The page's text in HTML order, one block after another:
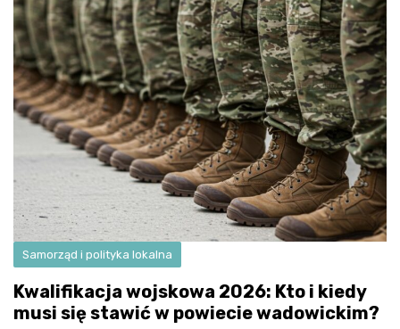
Samorząd i polityka lokalna
Kwalifikacja wojskowa 2026: Kto i kiedy
musi się stawić w powiecie wadowickim?